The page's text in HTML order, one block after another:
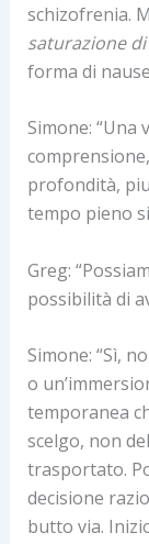
schizofrenia.
saturazione
forma di
Simone:
profondità,
tempo pieno
Greg:
possibilità di
Simone: “Sì,
o
temporanea
scelgo, non
trasportato.
decisione
butto via.